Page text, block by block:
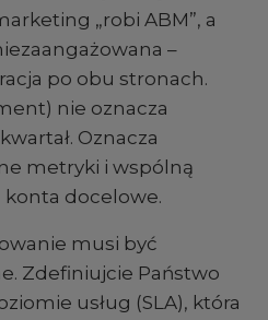
„robi ABM”, a
–
po obu stronach.
nie oznacza
Oznacza
metryki i wspólną
konta docelowe.
musi być
Zdefiniujcie Państwo
usług (SLA), która